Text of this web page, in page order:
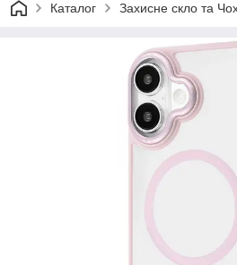
Каталог Захисне скло та